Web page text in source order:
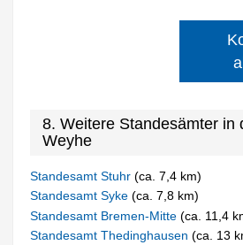
8. Weitere Standesämter in
Weyhe
Standesamt Stuhr(ca. 7,4 km)
Standesamt Syke(ca. 7,8 km)
Standesamt Bremen-Mitte(ca. 11,4
Standesamt Thedinghausen(ca. 13